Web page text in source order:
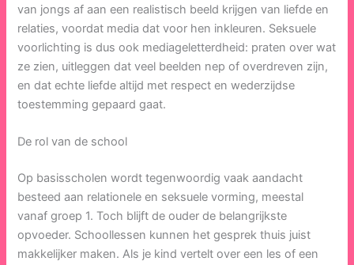
van jongs af aan een realistisch beeld krijgen van liefde en
relaties, voordat media dat voor hen inkleuren. Seksuele
voorlichting is dus ook mediageletterdheid: praten over wat
ze zien, uitleggen dat veel beelden nep of overdreven zijn,
en dat echte liefde altijd met respect en wederzijdse
toestemming gepaard gaat.
De rol van de school
Op basisscholen wordt tegenwoordig vaak aandacht
besteed aan relationele en seksuele vorming, meestal
vanaf groep 1. Toch blijft de ouder de belangrijkste
opvoeder. Schoollessen kunnen het gesprek thuis juist
makkelijker maken. Als je kind vertelt over een les of een